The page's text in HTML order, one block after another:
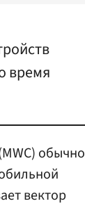
время
обычно
вектор